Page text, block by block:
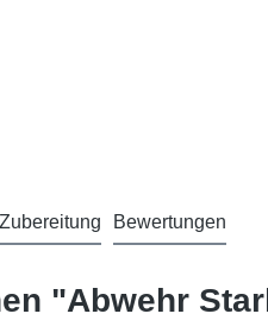
Zubereitung Bewertungen
"Abwehr